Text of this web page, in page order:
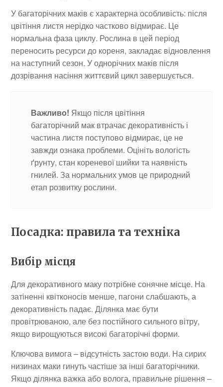
У багаторічних маків є характерна особливість: після
цвітіння листя нерідко частково відмирає. Це
нормальна фаза циклу. Рослина в цей період
переносить ресурси до кореня, закладає відновлення
на наступний сезон. У однорічних маків після
дозрівання насіння життєвий цикл завершується.
Важливо! Якщо після цвітіння
багаторічний мак втрачає декоративність і
частина листя поступово відмирає, це не
завжди ознака проблеми. Оцініть вологість
ґрунту, стан кореневої шийки та наявність
гнилей. За нормальних умов це природний
етап розвитку рослини.
Посадка: правила та техніка
Вибір місця
Для декоративного маку потрібне сонячне місце. На
затіненні квітконосів менше, пагони слабшають, а
декоративність падає. Ділянка має бути
провітрюваною, але без постійного сильного вітру,
якщо вирощуються високі багаторічні форми.
Ключова вимога – відсутність застою води. На сирих
низинах маки гинуть частіше за інші багаторічники.
Якщо ділянка важка або волога, правильне рішення –